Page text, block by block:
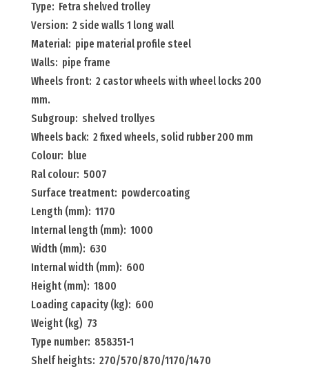
shelved
trolley
2
side
walls
1
long
wall
Menge
Type: Fetra shelved trolley
Version: 2 side walls 1 long wall
Material: pipe material profile steel
Walls: pipe frame
Wheels front: 2 castor wheels with wheel locks 200
mm.
Subgroup: shelved trollyes
Wheels back: 2 fixed wheels, solid rubber 200 mm
Colour: blue
Ral colour: 5007
Surface treatment: powdercoating
Length (mm): 1170
Internal length (mm): 1000
Width (mm): 630
Internal width (mm): 600
Height (mm): 1800
Loading capacity (kg): 600
Weight (kg) 73
Type number: 858351-1
Shelf heights: 270/570/870/1170/1470